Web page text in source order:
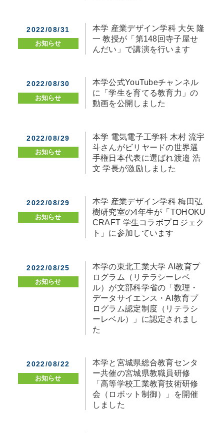
2022/08/31
お知らせ
本学 産業デザイン学科 大矢 隆
一 教授が「第148回寺子屋せ
んだい」で講演を行います
2022/08/30
お知らせ
本学公式YouTubeチャンネル
に「学生を育てる教育力」の
動画を公開しました
2022/08/29
お知らせ
本学 電気電子工学科 木村 流宇
斗さんがビリヤードの世界選
手権日本代表に選ばれ渡邉 浩
文 学長が激励しました
2022/08/29
お知らせ
本学 産業デザイン学科 梅田弘
樹研究室の4年生が「TOHOKU
CRAFT 学生コラボプロジェク
ト」に参加しています
2022/08/25
お知らせ
本学の東北工業大学 AI教育プ
ログラム（リテラシーレベ
ル）が文部科学省の「数理・
データサイエンス・AI教育プ
ログラム認定制度（リテラシ
ーレベル）」に認定されまし
た
2022/08/22
お知らせ
本学と宮城県総合教育センタ
ー共催の宮城県教職員研修
「高等学校工業教育技術研修
会（ロボット制御）」を開催
しました